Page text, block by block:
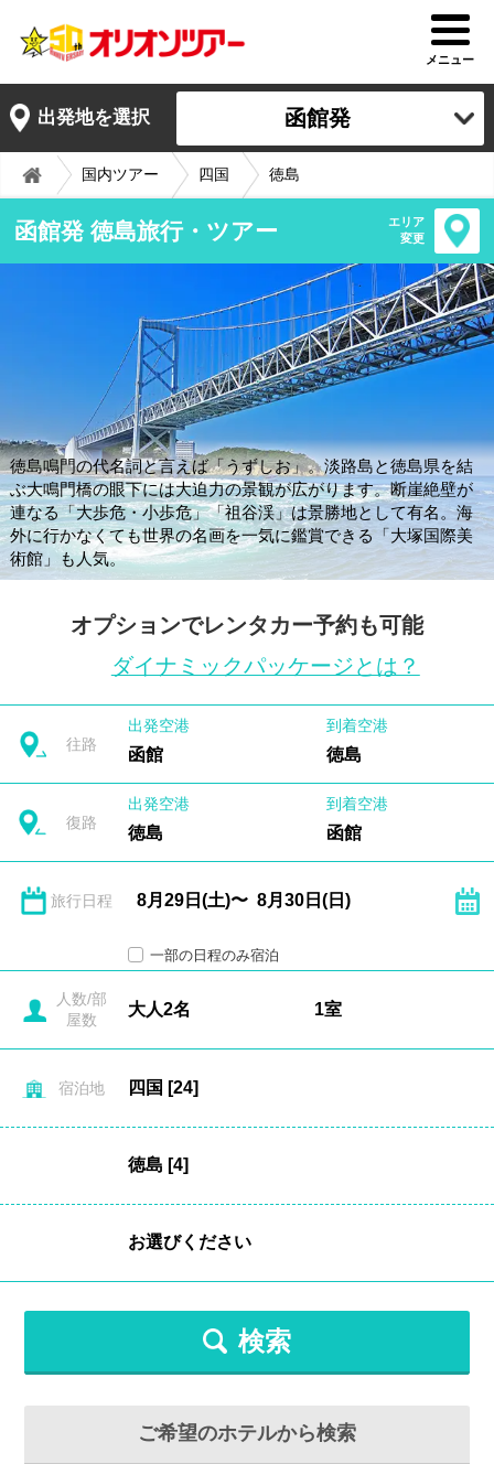
メニュー
出発地を選択 函館発
国内ツアー 四国 徳島
函館発 徳島旅行・ツアー
エリア
変更
徳島鳴門の代名詞と言えば「うずしお」。淡路島と徳島県を結
ぶ大鳴門橋の眼下には大迫力の景観が広がります。断崖絶壁が
連なる「大歩危・小歩危」「祖谷渓」は景勝地として有名。海
外に行かなくても世界の名画を一気に鑑賞できる「大塚国際美
術館」も人気。
オプションでレンタカー予約も可能
ダイナミックパッケージとは？
往路
出発空港
函館
到着空港
徳島
復路
出発空港
徳島
到着空港
函館
旅行日程
一部の日程のみ宿泊
人数/部
屋数
宿泊地
検索
ご希望のホテルから検索